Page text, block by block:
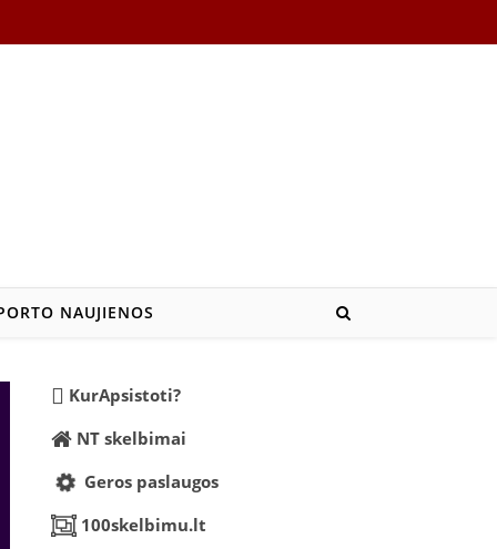
NAUJIENOS
KurApsistoti?
NT skelbimai
Geros paslaugos
100skelbimu.lt